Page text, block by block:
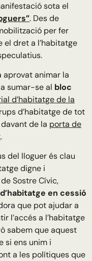
sota el
. Des de
per fer
el dret a l’habitatge
aprovat animar la
sumar-se al bloc
d’habitatge de la
d’habitatge de tot
de la porta de
.
del lloguer és clau
digne i
Sostre Cívic,
en cessió
que pot ajudar a
l’accés a l’habitatge
sabem que aquest
si ens unim i
a les polítiques que